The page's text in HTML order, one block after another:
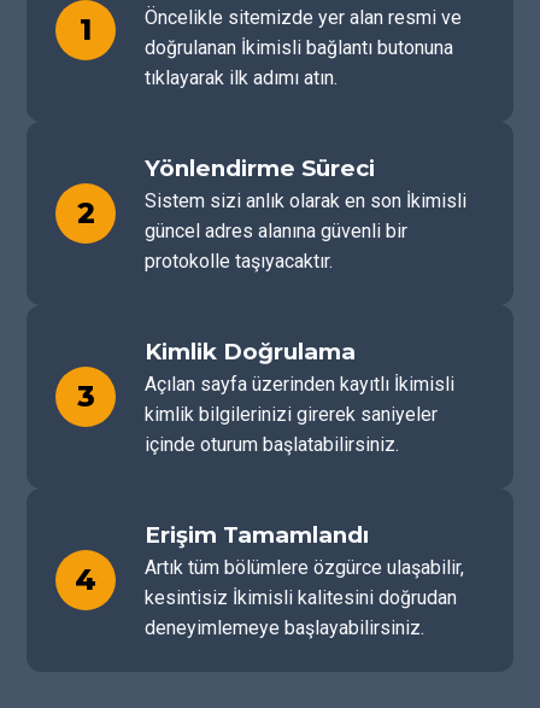
1
Öncelikle sitemizde yer alan resmi ve
doğrulanan İkimisli bağlantı butonuna
tıklayarak ilk adımı atın.
2
Yönlendirme Süreci
Sistem sizi anlık olarak en son İkimisli
güncel adres alanına güvenli bir
protokolle taşıyacaktır.
3
Kimlik Doğrulama
Açılan sayfa üzerinden kayıtlı İkimisli
kimlik bilgilerinizi girerek saniyeler
içinde oturum başlatabilirsiniz.
4
Erişim Tamamlandı
Artık tüm bölümlere özgürce ulaşabilir,
kesintisiz İkimisli kalitesini doğrudan
deneyimlemeye başlayabilirsiniz.